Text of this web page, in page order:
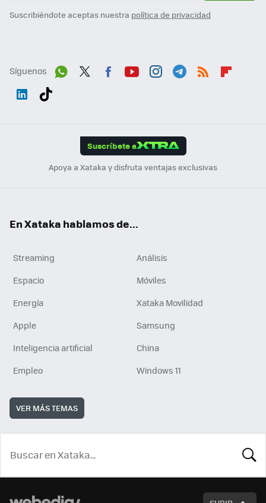
Suscribiéndote aceptas nuestra política de privacidad
Síguenos
Suscríbete a
Apoya a Xataka y disfruta ventajas exclusivas
En Xataka hablamos de...
Streaming
Análisis
Espacio
Móviles
Energía
Xataka Movilidad
Apple
Samsung
Inteligencia artificial
China
Empleo
Windows 11
VER MÁS TEMAS